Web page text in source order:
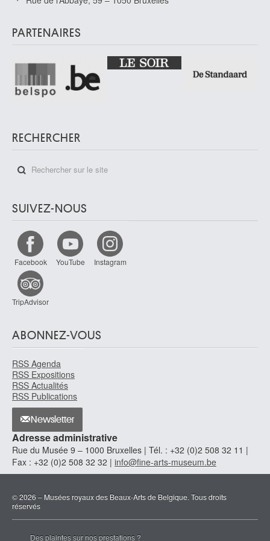
PARTENAIRES
RECHERCHER
SUIVEZ-NOUS
Facebook YouTube Instagram
TripAdvisor
ABONNEZ-VOUS
RSS Agenda
RSS Expositions
RSS Actualités
RSS Publications
Newsletter
Adresse administrative
Rue du Musée 9 – 1000 Bruxelles | Tél. : +32 (0)2 508 32 11 |
Fax : +32 (0)2 508 32 32 | info@fine-arts-museum.be
© 2026 – Musées royaux des Beaux-Arts de Belgique. Tous droits
réservés
Des plaintes sur nos prestations ?